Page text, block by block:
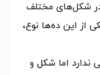
در شکل‌های مختلف
از این ده‌ها نوع،
اما شکل و